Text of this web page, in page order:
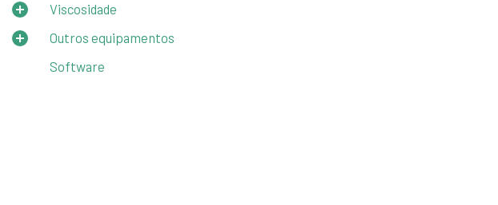
Viscosidade
Outros equipamentos
Software